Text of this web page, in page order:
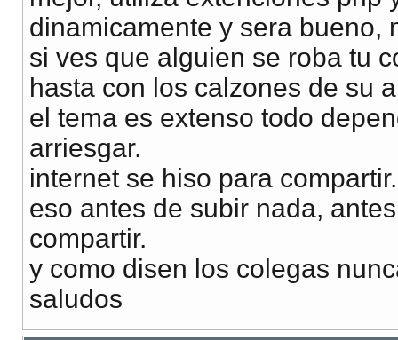
dinamicamente y sera bueno,
si ves que alguien se roba tu
hasta con los calzones de su
el tema es extenso todo
arriesgar.
internet se hiso para
eso antes de subir nada,
compartir.
y como disen los colegas
saludos